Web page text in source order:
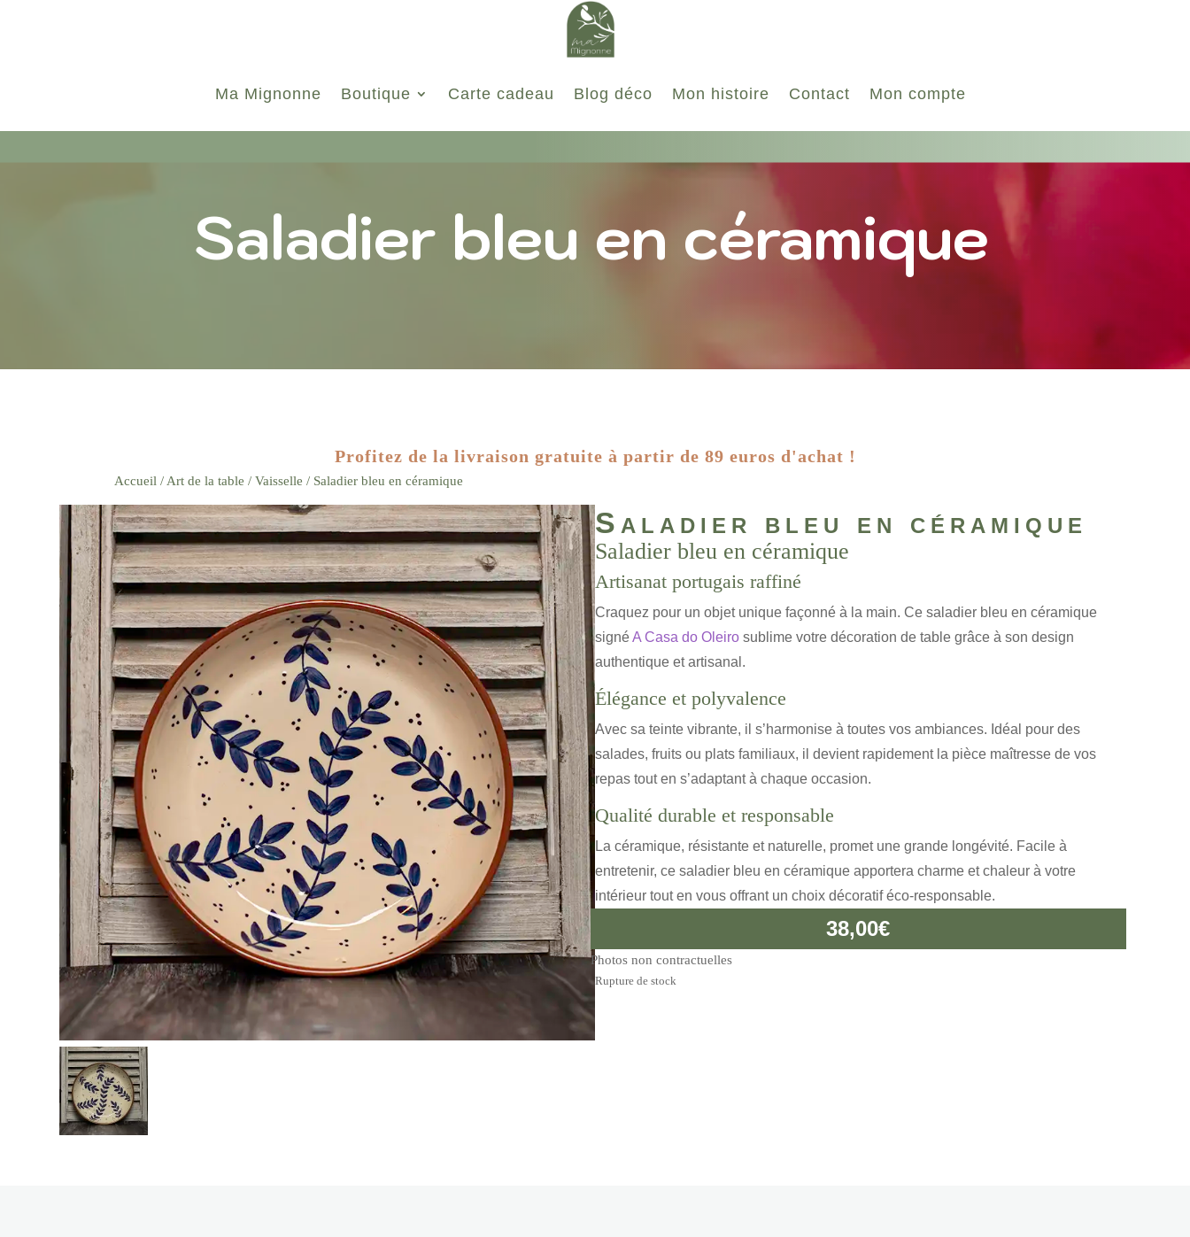
Ma Mignonne Boutique Carte cadeau Blog déco Mon histoire Contact Mon compte
Saladier bleu en céramique
Profitez de la livraison gratuite à partir de 89 euros d'achat !
Accueil / Art de la table /Vaisselle / Saladier bleu en céramique
Zoom Saladier bleu en céramique
Saladier bleu en céramique
Artisanat portugais raffiné
Craquez pour un objet unique façonné à la main. Ce saladier bleu en céramique
signéA Casa do Oleiro sublime votre décoration de table grâce à son design
authentique et artisanal.
Élégance et polyvalence
Avec sa teinte vibrante, il s’harmonise à toutes vos ambiances. Idéal pour des
salades, fruits ou plats familiaux, il devient rapidement la pièce maîtresse de vos
repas tout en s’adaptant à chaque occasion.
Qualité durable et responsable
La céramique, résistante et naturelle, promet une grande longévité. Facile à
entretenir, ce saladier bleu en céramique apportera charme et chaleur à votre
intérieur tout en vous offrant un choix décoratif éco-responsable.
38,00€
Photos non contractuelles
Rupture de stock